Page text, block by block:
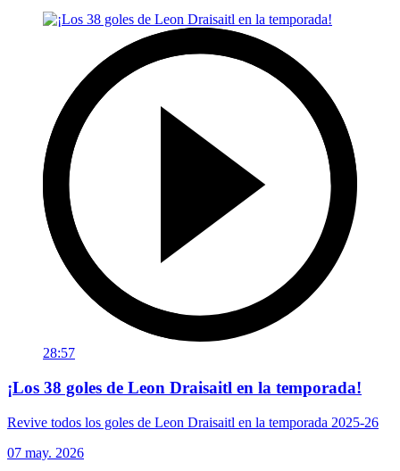
28:57
¡Los 38 goles de Leon Draisaitl en la temporada!
Revive todos los goles de Leon Draisaitl en la temporada 2025-26
07 may. 2026